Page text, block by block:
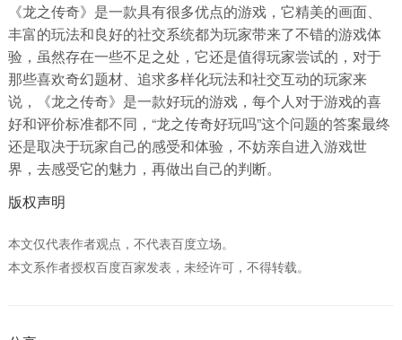
《龙之传奇》是一款具有很多优点的游戏，它精美的画面、
丰富的玩法和良好的社交系统都为玩家带来了不错的游戏体
验，虽然存在一些不足之处，它还是值得玩家尝试的，对于
那些喜欢奇幻题材、追求多样化玩法和社交互动的玩家来
说，《龙之传奇》是一款好玩的游戏，每个人对于游戏的喜
好和评价标准都不同，“龙之传奇好玩吗”这个问题的答案最终
还是取决于玩家自己的感受和体验，不妨亲自进入游戏世
界，去感受它的魅力，再做出自己的判断。
版权声明
本文仅代表作者观点，不代表百度立场。
本文系作者授权百度百家发表，未经许可，不得转载。